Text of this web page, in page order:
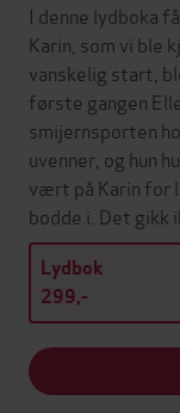
I denne lydboka
Karin, som vi ble
vanskelig start,
første gangen
smijernsporten
uvenner, og hun
vært på Karin for
bodde i. Det gikk
Lydbok
299,-